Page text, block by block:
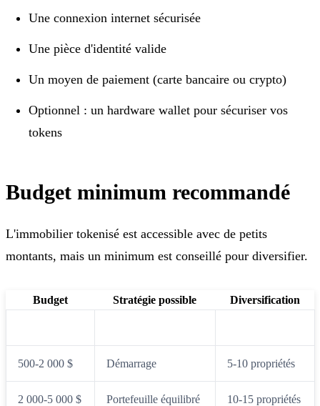
Une connexion internet sécurisée
Une pièce d'identité valide
Un moyen de paiement (carte bancaire ou crypto)
Optionnel : un hardware wallet pour sécuriser vos
tokens
Budget minimum recommandé
L'immobilier tokenisé est accessible avec de petits
montants, mais un minimum est conseillé pour diversifier.
Budget Stratégie possible Diversification
500-2 000 $ Démarrage 5-10 propriétés
2 000-5 000 $ Portefeuille équilibré 10-15 propriétés